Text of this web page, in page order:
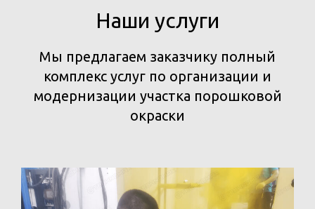
Наши услуги
Мы предлагаем заказчику полный
комплекс услуг по организации и
модернизации участка порошковой
окраски